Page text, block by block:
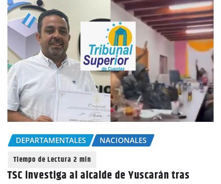
DEPARTAMENTALES NACIONALES
TSC investiga al alcalde de Yuscarán tras